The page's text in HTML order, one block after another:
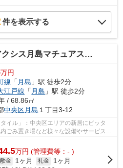
件を表示する
シス月島マチュアスタイル
万円
線 「 月島 」駅 徒歩2分
江戸線 「 月島 」駅 徒歩2分
/ 68.86㎡
中央区月島 １丁目3-12
イル」：中央区エリアの新居にピッタ
ごみ置き場など様々な設備やサービスが
、徒...
万円 (管理費等：- )
敷金 1ヶ月 礼金
1ヶ月